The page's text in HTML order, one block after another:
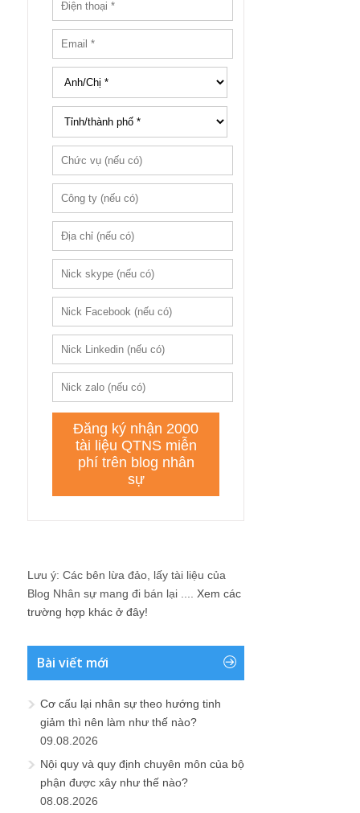
Lưu ý: Các bên lừa đảo, lấy tài liệu của
Blog Nhân sự mang đi bán lại .... Xem các
trường hợp khác ở đây!
Bài viết mới
Cơ cấu lại nhân sự theo hướng tinh
giảm thì nên làm như thế nào?
09.08.2026
Nội quy và quy định chuyên môn của bộ
phận được xây như thế nào?
08.08.2026